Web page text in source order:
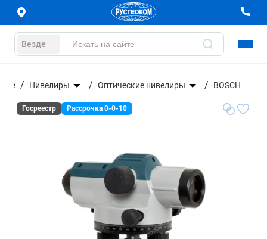
Везде
Нивелиры Оптические нивелиры BOSCH
Госреестр Рассрочка 0-0-10